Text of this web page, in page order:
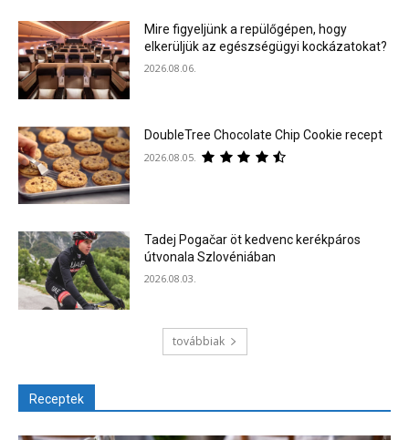
Mire figyeljünk a repülőgépen, hogy
elkerüljük az egészségügyi kockázatokat?
2026.08.06.
DoubleTree Chocolate Chip Cookie recept
2026.08.05.
Tadej Pogačar öt kedvenc kerékpáros
útvonala Szlovéniában
2026.08.03.
továbbiak
Receptek